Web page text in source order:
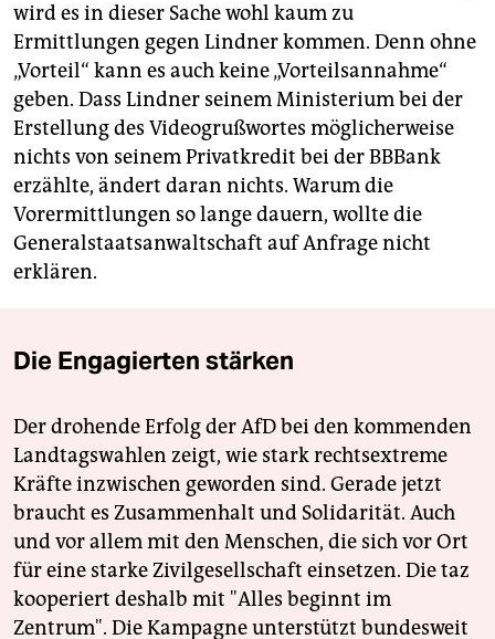
wird es in dieser Sache wohl kaum zu
Ermittlungen gegen Lindner kommen. Denn ohne
„Vorteil“ kann es auch keine „Vorteilsannahme“
geben. Dass Lindner seinem Ministerium bei der
Erstellung des Videogrußwortes möglicherweise
nichts von seinem Privatkredit bei der BBBank
erzählte, ändert daran nichts. Warum die
Vorermittlungen so lange dauern, wollte die
Generalstaatsanwaltschaft auf Anfrage nicht
erklären.
Die Engagierten stärken
Der drohende Erfolg der AfD bei den kommenden
Landtagswahlen zeigt, wie stark rechtsextreme
Kräfte inzwischen geworden sind. Gerade jetzt
braucht es Zusammenhalt und Solidarität. Auch
und vor allem mit den Menschen, die sich vor Ort
für eine starke Zivilgesellschaft einsetzen. Die taz
kooperiert deshalb mit "Alles beginnt im
Zentrum". Die Kampagne unterstützt bundesweit